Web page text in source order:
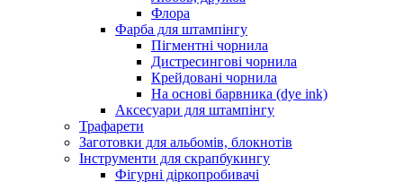
Флора
Фарба для штампінгу
Пігментні чорнила
Дистресингові чорнила
Крейдовані чорнила
На основі барвника (dye ink)
Аксесуари для штампінгу
Трафарети
Заготовки для альбомів, блокнотів
Інструменти для скрапбукингу
Фігурні діркопробивачі